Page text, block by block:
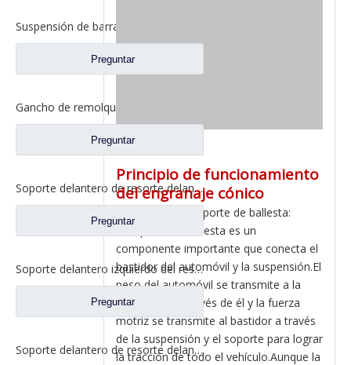
Preguntar
Preguntar
Soporte delantero de resorte delantero para repuestos Foton Auman 1325129202002
Preguntar
Soporte delantero izquierdo del resorte delantero para repuestos Foton Auman H0292190008A0
Preguntar
Soporte delantero de resorte delantero ligero para repuestos de camiones Foton Auman H0292190803A0
Principio de funcionamiento
del engranaje cónico
La función del soporte de ballesta:
El soporte de ballesta es un
componente importante que conecta el
bastidor del automóvil y la suspensión.El
peso del automóvil se transmite a la
suspensión a través de él y la fuerza
motriz se transmite al bastidor a través
de la suspensión y el soporte para lograr
la tracción de todo el vehículo.Aunque la